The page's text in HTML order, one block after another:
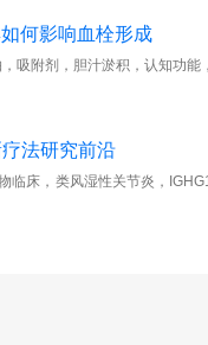
何影响血栓形成
吸附剂，胆汁淤积，认知功能
法研究前沿
临床，类风湿性关节炎，